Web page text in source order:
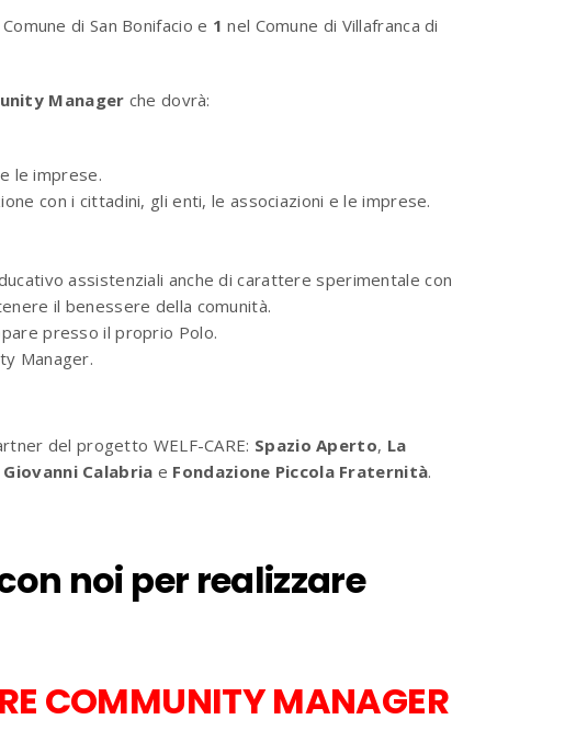
di San Bonifacio e 1 nel Comune di Villafranca di
Manager che dovrà:
le imprese.
con i cittadini, gli enti, le associazioni e le imprese.
assistenziali anche di carattere sperimentale con
il benessere della comunità.
presso il proprio Polo.
Manager.
del progetto WELF-CARE: Spazio Aperto, La
Calabria e Fondazione Piccola Fraternità.
noi per realizzare
COMMUNITY MANAGER